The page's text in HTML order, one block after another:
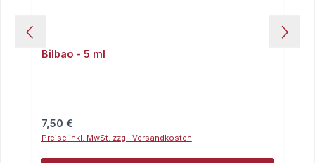
Bilbao - 5 ml
Regulärer Preis:
7,50 €
Preise inkl. MwSt. zzgl. Versandkosten